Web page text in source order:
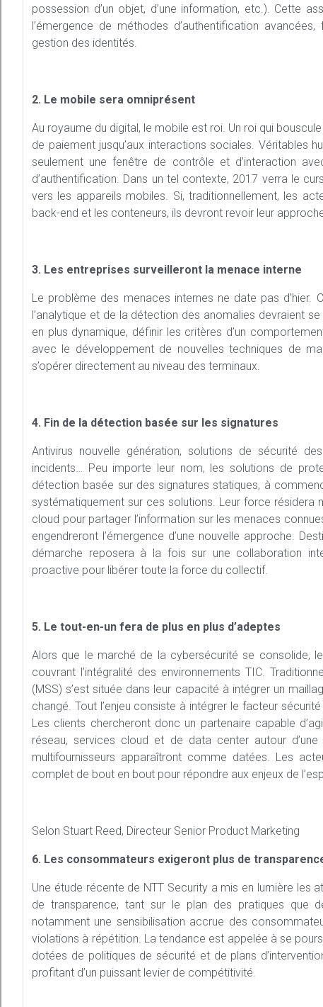
possession d’un objet, d’une information, etc.). Cette
l’émergence de méthodes d’authentification
gestion des identités.
2. Le mobile sera omniprésent
Au royaume du digital, le mobile est roi. Un roi qui
de paiement jusqu’aux interactions sociales. Véritables
seulement une fenêtre de contrôle et d’interaction
d’authentification. Dans un tel contexte, 2017 verra le
vers les appareils mobiles. Si, traditionnellement, les
back-end et les conteneurs, ils devront revoir leur
3. Les entreprises surveilleront la menace interne
Le problème des menaces internes ne date pas
l’analytique et de la détection des anomalies devraient
en plus dynamique, définir les critères d’un
avec le développement de nouvelles techniques de
s’opérer directement au niveau des terminaux.
4. Fin de la détection basée sur les signatures
Antivirus nouvelle génération, solutions de sécurité
incidents… Peu importe leur nom, les solutions de
détection basée sur des signatures statiques, à
systématiquement sur ces solutions. Leur force
cloud pour partager l’information sur les menaces
engendreront l’émergence d’une nouvelle approche.
démarche reposera à la fois sur une collaboration
proactive pour libérer toute la force du collectif.
5. Le tout-en-un fera de plus en plus d’adeptes
Alors que le marché de la cybersécurité se consolide,
couvrant l’intégralité des environnements TIC.
(MSS) s’est située dans leur capacité à intégrer un
changé. Tout l’enjeu consiste à intégrer le facteur
Les clients chercheront donc un partenaire capable
réseau, services cloud et de data center autour
multifournisseurs apparaîtront comme datées. Les
complet de bout en bout pour répondre aux enjeux de
Selon Stuart Reed, Directeur Senior Product Marketing
6. Les consommateurs exigeront plus de
Une étude récente de NTT Security a mis en lumière
de transparence, tant sur le plan des pratiques que
notamment une sensibilisation accrue des
violations à répétition. La tendance est appelée à se
dotées de politiques de sécurité et de plans
profitant d’un puissant levier de compétitivité.